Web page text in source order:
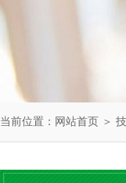
当前位置： 网站首页 ＞